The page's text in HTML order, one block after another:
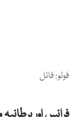
فوٹو: فائل